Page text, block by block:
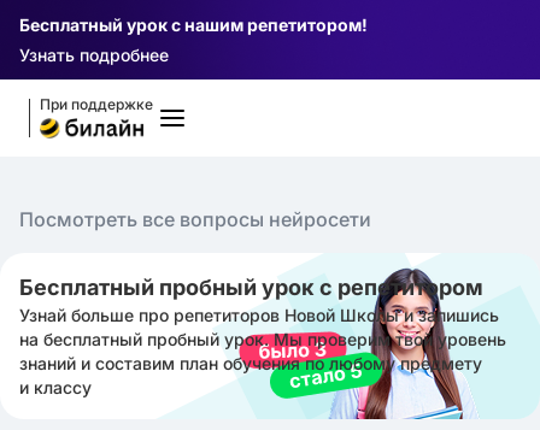
Бесплатный урок с нашим репетитором!
Узнать подробнее
При поддержке
Посмотреть все вопросы нейросети
Бесплатный пробный урок с репетитором
Узнай больше про репетиторов Новой Школы и запишись
на бесплатный пробный урок. Мы проверим твой уровень
знаний и составим план обучения по любому предмету
и классу